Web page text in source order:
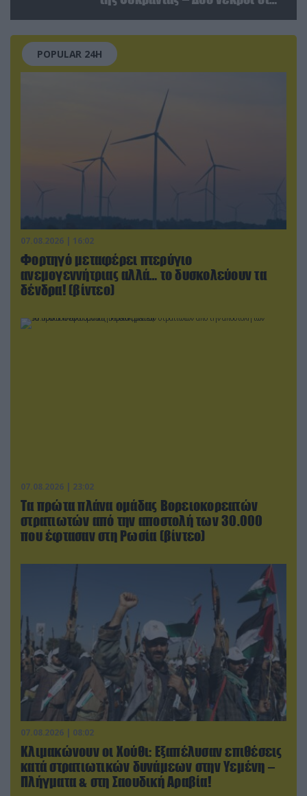
POPULAR 24H
07.08.2026 | 16:02
Φορτηγό μεταφέρει πτερύγιο
ανεμογεννήτριας αλλά… το δυσκολεύουν τα
δένδρα! (βίντεο)
07.08.2026 | 23:02
Τα πρώτα πλάνα ομάδας Βορειοκορεατών
στρατιωτών από την αποστολή των 30.000
που έφτασαν στη Ρωσία (βίντεο)
07.08.2026 | 08:02
Κλιμακώνουν οι Χούθι: Eξαπέλυσαν επιθέσεις
κατά στρατιωτικών δυνάμεων στην Υεμένη –
Πλήγματα & στη Σαουδική Αραβία!